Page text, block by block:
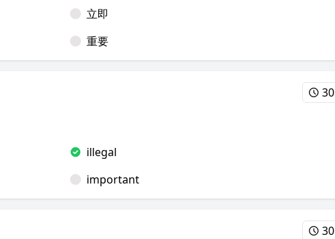
立即
重要
illegal
important